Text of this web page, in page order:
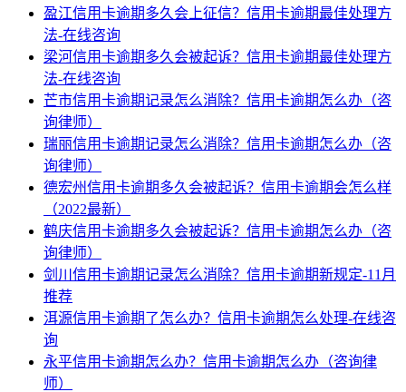
盈江信用卡逾期多久会上征信？信用卡逾期最佳处理方
法-在线咨询
梁河信用卡逾期多久会被起诉？信用卡逾期最佳处理方
法-在线咨询
芒市信用卡逾期记录怎么消除？信用卡逾期怎么办（咨
询律师）
瑞丽信用卡逾期记录怎么消除？信用卡逾期怎么办（咨
询律师）
德宏州信用卡逾期多久会被起诉？信用卡逾期会怎么样
（2022最新）
鹤庆信用卡逾期多久会被起诉？信用卡逾期怎么办（咨
询律师）
剑川信用卡逾期记录怎么消除？信用卡逾期新规定-11月
推荐
洱源信用卡逾期了怎么办？信用卡逾期怎么处理-在线咨
询
永平信用卡逾期怎么办？信用卡逾期怎么办（咨询律
师）